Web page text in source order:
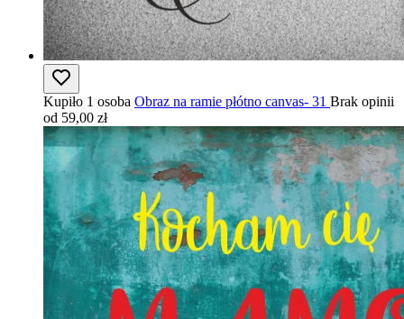
Kupiło 1 osoba Obraz na ramie płótno canvas- 31 Brak opinii
od 59,00 zł